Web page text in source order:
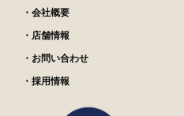
・会社概要
・店舗情報
・お問い合わせ
・採用情報